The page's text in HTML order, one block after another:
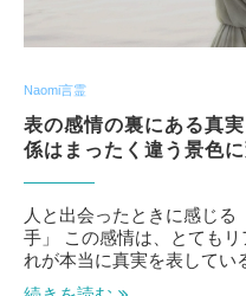
Naomi言霊
表の感情の裏にある真
係はまったく違う景色に
人と出会ったときに感じ
手」 この感情は、とても
れが本当に真実を表してい